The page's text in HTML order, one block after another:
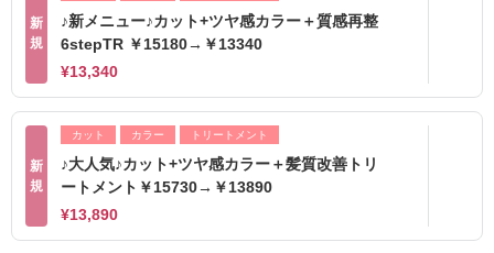
新
規
♪新メニュー♪カット+ツヤ感カラー＋質感再整
6stepTR ￥15180→￥13340
¥13,340
新
規
カット カラー トリートメント
♪大人気♪カット+ツヤ感カラー＋髪質改善トリ
ートメント￥15730→￥13890
¥13,890